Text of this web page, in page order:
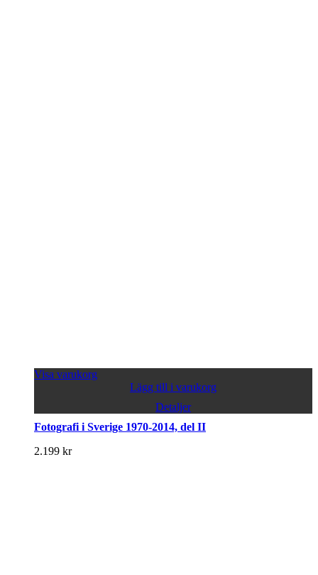
Visa varukorg
Lägg till i varukorg
Detaljer
Fotografi i Sverige 1970-2014, del II
2.199 kr